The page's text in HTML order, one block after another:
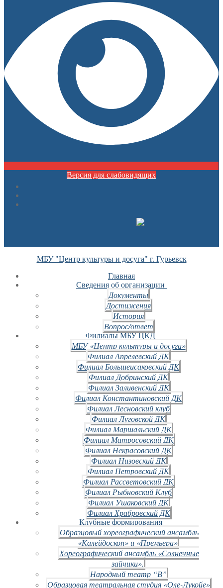
Версия для слабовидящих
МБУ "Центр культуры и досуга" г. Гурьевск
Главная
Сведения об организации
Документы
Достижения
История
Вопрос/ответ
Филиалы МБУ ЦКД
МБУ «Центр культуры и досуга»
Филиал Апрелевский ДК
Филиал Большеисаковский ДК
Филиал Добринский ДК
Филиал Заливенский ДК
Филиал Константиновский ДК
Филиал Лесновский клуб
Филиал Луговской ДК
Филиал Маршальский ДК
Филиал Матросовский ДК
Филиал Некрасовский ДК
Филиал Низовский ДК
Филиал Петровский ДК
Филиал Рассветовский ДК
Филиал Рыбновский Клуб
Филиал Ушаковский ДК
Филиал Храбровский ДК
Клубные формирования
Образцовый хореографический ансамбль
«Калейдоскоп» и «Премьера»
Хореографический ансамбль «Солнечные
зайчики».
Народный театр “В”
Образцовая театральная студия «Оле-Лукойе»